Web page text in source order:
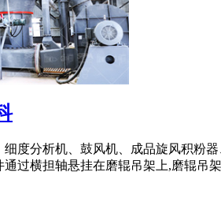
度分析机、鼓风机、成品旋风积粉
过横担轴悬挂在磨辊吊架上,磨辊吊